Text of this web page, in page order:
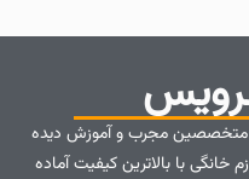
متخصصین مجرب و آموزش دیده
با بالاترین کیفیت آماده